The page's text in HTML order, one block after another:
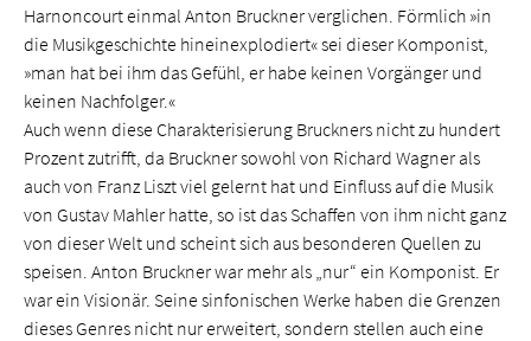
Harnoncourt einmal Anton Bruckner verglichen. Förmlich »in
die Musikgeschichte hineinexplodiert« sei dieser Komponist,
»man hat bei ihm das Gefühl, er habe keinen Vorgänger und
keinen Nachfolger.«
Auch wenn diese Charakterisierung Bruckners nicht zu hundert
Prozent zutrifft, da Bruckner sowohl von Richard Wagner als
auch von Franz Liszt viel gelernt hat und Einfluss auf die Musik
von Gustav Mahler hatte, so ist das Schaffen von ihm nicht ganz
von dieser Welt und scheint sich aus besonderen Quellen zu
speisen. Anton Bruckner war mehr als „nur“ ein Komponist. Er
war ein Visionär. Seine sinfonischen Werke haben die Grenzen
dieses Genres nicht nur erweitert, sondern stellen auch eine